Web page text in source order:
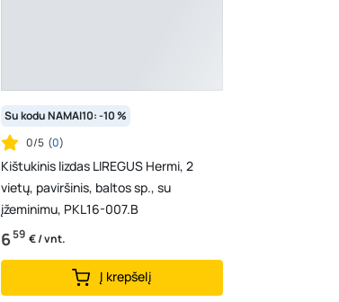
Su kodu NAMAI10: -10 %
0/5 (0)
Kištukinis lizdas LIREGUS Hermi, 2
vietų, paviršinis, baltos sp., su
įžeminimu, PKL16-007.B
659 € / vnt.
Į krepšelį